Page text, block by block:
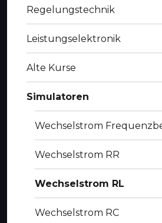
Regelungstechnik
Leistungselektronik
Alte Kurse
Simulatoren
Wechselstrom
Wechselstrom RR
Wechselstrom RL
Wechselstrom RC